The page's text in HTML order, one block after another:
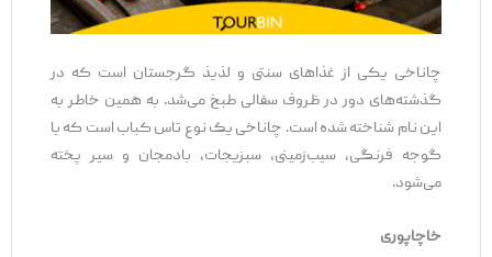
چاناخی یکی از غذاهای سنتی و لذیذ گرجستان است که در
گذشته‌های دور در ظروف سفالی طبخ می‌شد. به همین خاطر به
این نام شناخته شده است. چاناخی یک نوع تاس کباب است که با
گوجه فرنگی، سیب‌زمینی، سبزیجات، بادمجان و سیر پخته
می‌شود.
خاچاپوری